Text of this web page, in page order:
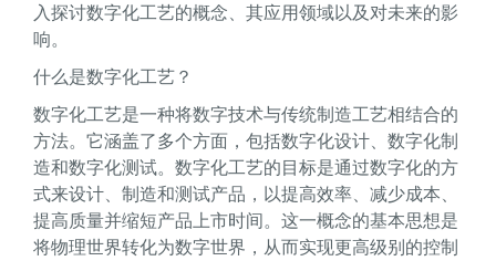
入探讨数字化工艺的概念、其应用领域以及对未来的影
响。
什么是数字化工艺？
数字化工艺是一种将数字技术与传统制造工艺相结合的
方法。它涵盖了多个方面，包括数字化设计、数字化制
造和数字化测试。数字化工艺的目标是通过数字化的方
式来设计、制造和测试产品，以提高效率、减少成本、
提高质量并缩短产品上市时间。这一概念的基本思想是
将物理世界转化为数字世界，从而实现更高级别的控制